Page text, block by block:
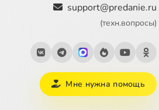
support@predanie.ru
(техн.вопросы)
Мне нужна помощь